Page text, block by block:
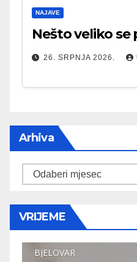
NAJAVE
Nešto veliko se
26. SRPNJA 2026.
Arhiva
Arhiva
VRIJEME
BJELOVAR